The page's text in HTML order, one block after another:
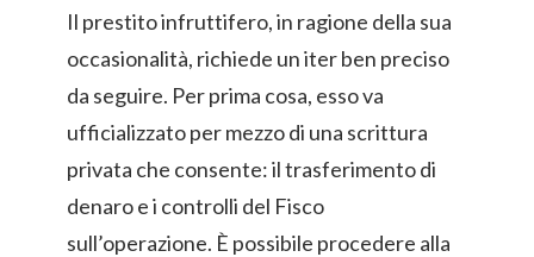
Il prestito infruttifero, in ragione della sua
occasionalità, richiede un iter ben preciso
da seguire. Per prima cosa, esso va
ufficializzato per mezzo di una scrittura
privata che consente: il trasferimento di
denaro e i controlli del Fisco
sull’operazione. È possibile procedere alla